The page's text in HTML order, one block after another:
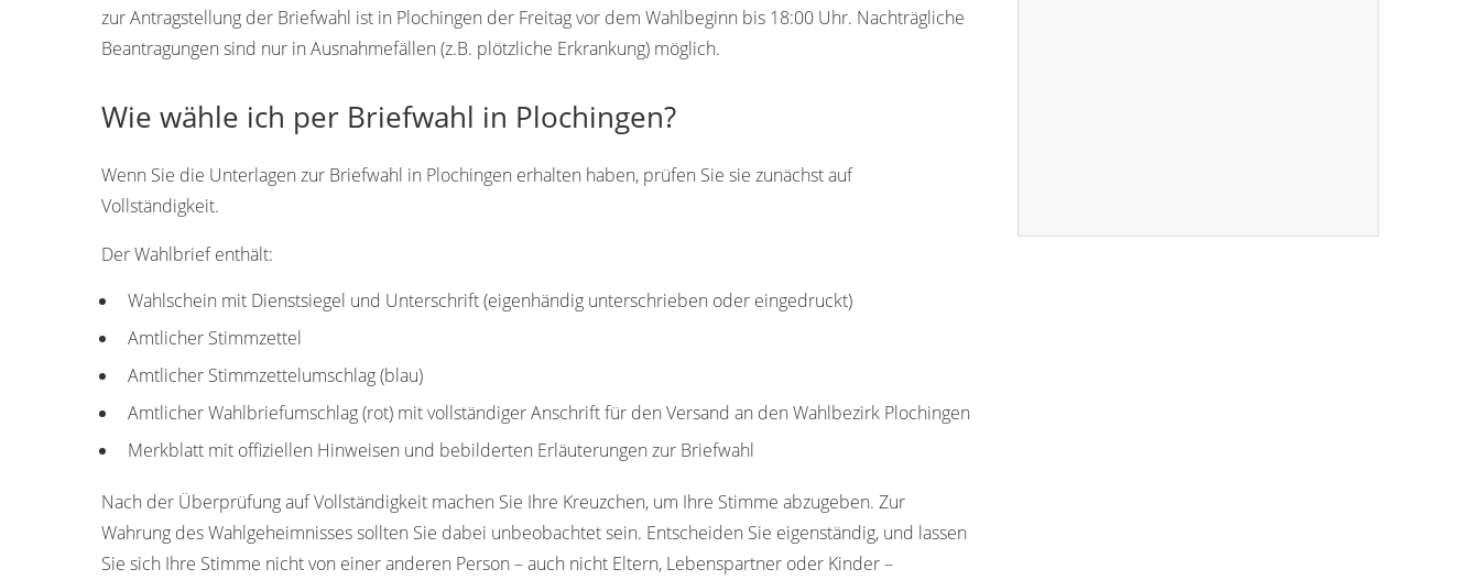
zur Antragstellung der Briefwahl ist in Plochingen der Freitag vor dem Wahlbeginn bis 18:00 Uhr. Nachträgliche
Beantragungen sind nur in Ausnahmefällen (z.B. plötzliche Erkrankung) möglich.
Wie wähle ich per Briefwahl in Plochingen?
Wenn Sie die Unterlagen zur Briefwahl in Plochingen erhalten haben, prüfen Sie sie zunächst auf
Vollständigkeit.
Der Wahlbrief enthält:
Wahlschein mit Dienstsiegel und Unterschrift (eigenhändig unterschrieben oder eingedruckt)
Amtlicher Stimmzettel
Amtlicher Stimmzettelumschlag (blau)
Amtlicher Wahlbriefumschlag (rot) mit vollständiger Anschrift für den Versand an den Wahlbezirk Plochingen
Merkblatt mit offiziellen Hinweisen und bebilderten Erläuterungen zur Briefwahl
Nach der Überprüfung auf Vollständigkeit machen Sie Ihre Kreuzchen, um Ihre Stimme abzugeben. Zur
Wahrung des Wahlgeheimnisses sollten Sie dabei unbeobachtet sein. Entscheiden Sie eigenständig, und lassen
Sie sich Ihre Stimme nicht von einer anderen Person – auch nicht Eltern, Lebenspartner oder Kinder –